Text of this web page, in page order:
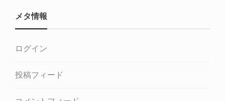
メタ情報
ログイン
投稿フィード